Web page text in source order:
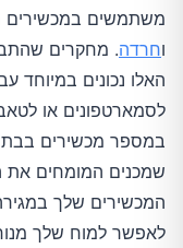
משתמשים במכשירים
וחרדה. מחקרים
האלו נכונים במיוחד
לסמארטפונים או
במספר מכשירים בבת
שמכנים המומחים
המכשירים שלך
לאפשר למוח שלך